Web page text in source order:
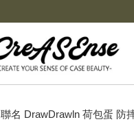
聯名 DrawDrawln 荷包蛋 防